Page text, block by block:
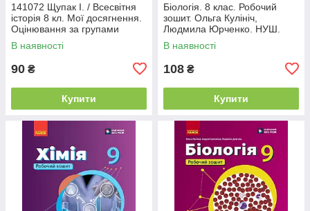
141072 Щупак І. / Всесвітня
історія 8 кл. Мої досягнення.
Оцінювання за групами
результатів (НУШ)
В наявності
90 ₴
Купити
Біологія. 8 клас. Робочий
зошит. Ольга Кулініч,
Людмила Юрченко. НУШ.
Генеза
В наявності
108 ₴
Купити